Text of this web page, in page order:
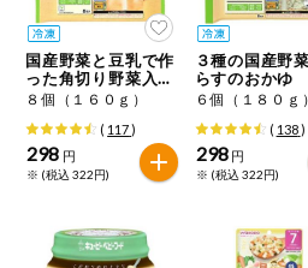
今週のお買い
得
コープ商品
今週の新登場
トク
国産野菜と豆乳で作
った角切り野菜入り
ホワイトソース
８個（１６０ｇ）
( 117)
298 円
※ (税込 322円)
３種の国産野
らすのおかゆ
６個（１８０ｇ）
( 138)
298 円
※ (税込 322円)